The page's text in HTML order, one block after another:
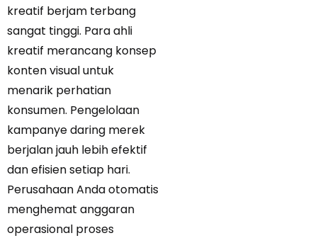
kreatif berjam terbang
sangat tinggi. Para ahli
kreatif merancang konsep
konten visual untuk
menarik perhatian
konsumen. Pengelolaan
kampanye daring merek
berjalan jauh lebih efektif
dan efisien setiap hari.
Perusahaan Anda otomatis
menghemat anggaran
operasional proses